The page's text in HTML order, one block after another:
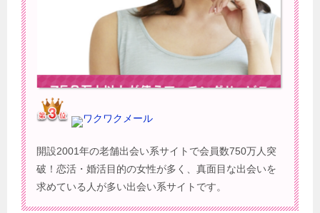
ワクワクメール
開設2001年の老舗出会い系サイトで会員数750万人突
破！恋活・婚活目的の女性が多く、真面目な出会いを
求めている人が多い出会い系サイトです。